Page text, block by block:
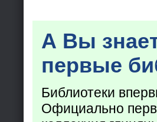
А Вы
первые
Библиотеки
Официально